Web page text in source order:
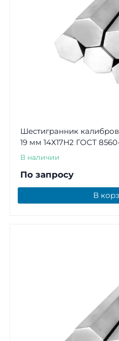
Шестигранник
19 мм 14Х17Н2 ГОСТ
В наличии
По запросу
В